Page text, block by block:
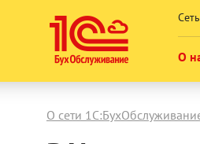
О
О сети